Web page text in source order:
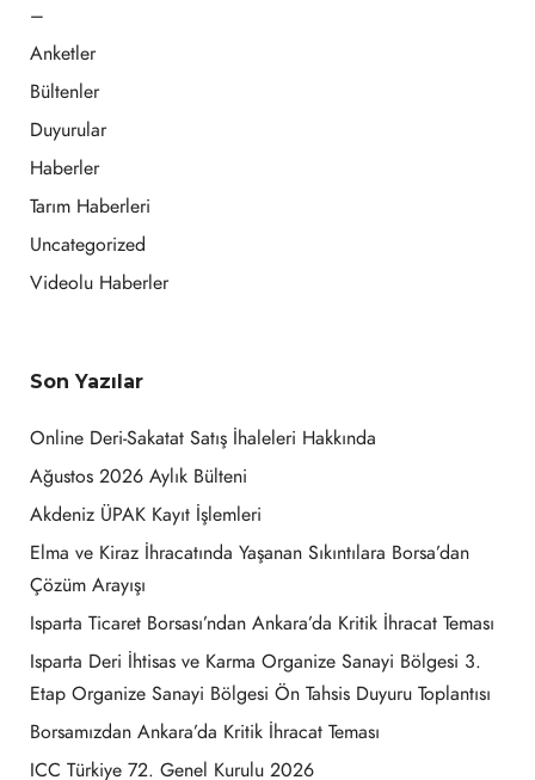
–
Anketler
Bültenler
Duyurular
Haberler
Tarım Haberleri
Uncategorized
Videolu Haberler
Son Yazılar
Online Deri-Sakatat Satış İhaleleri Hakkında
Ağustos 2026 Aylık Bülteni
Akdeniz ÜPAK Kayıt İşlemleri
Elma ve Kiraz İhracatında Yaşanan Sıkıntılara Borsa’dan
Çözüm Arayışı
Isparta Ticaret Borsası’ndan Ankara’da Kritik İhracat Teması
Isparta Deri İhtisas ve Karma Organize Sanayi Bölgesi 3.
Etap Organize Sanayi Bölgesi Ön Tahsis Duyuru Toplantısı
Borsamızdan Ankara’da Kritik İhracat Teması
ICC Türkiye 72. Genel Kurulu 2026